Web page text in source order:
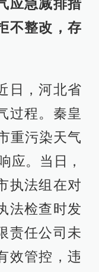
应急减排措
不整改，存
日，河北省
过程。秦皇
重污染天气
应。当日，
执法组在对
法检查时发
责任公司未
效管控，违